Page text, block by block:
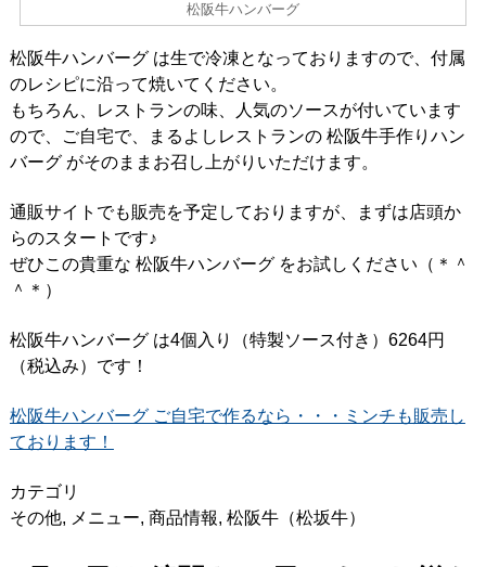
松阪牛ハンバーグ
松阪牛ハンバーグ は生で冷凍となっておりますので、付属
のレシピに沿って焼いてください。
もちろん、レストランの味、人気のソースが付いています
ので、ご自宅で、まるよしレストランの 松阪牛手作りハン
バーグ がそのままお召し上がりいただけます。
通販サイトでも販売を予定しておりますが、まずは店頭か
らのスタートです♪
ぜひこの貴重な 松阪牛ハンバーグ をお試しください（＊＾
＾＊）
松阪牛ハンバーグ は4個入り（特製ソース付き）6264円
（税込み）です！
松阪牛ハンバーグ ご自宅で作るなら・・・ミンチも販売し
ております！
カテゴリ
その他, メニュー, 商品情報, 松阪牛（松坂牛）